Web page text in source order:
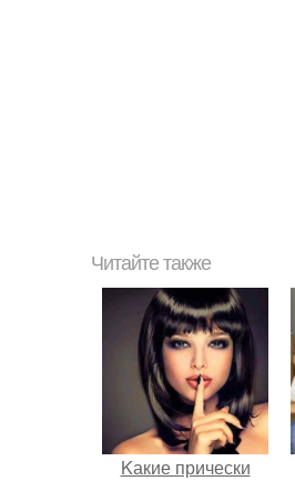
Читайте также
Kакие прически